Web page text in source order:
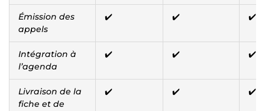
Émission des
appels
✔️ ✔️ ✔️
Intégration à
l’agenda
✔️ ✔️ ✔️
Livraison de la
fiche et de
✔️ ✔️ ✔️